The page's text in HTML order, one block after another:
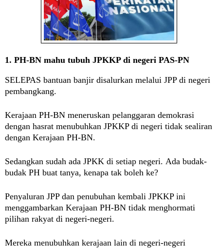
1. PH-BN mahu tubuh JPKKP di negeri PAS-PN
SELEPAS bantuan banjir disalurkan melalui JPP di negeri
pembangkang.
Kerajaan PH-BN meneruskan pelanggaran demokrasi
dengan hasrat menubuhkan JPKKP di negeri tidak sealiran
dengan Kerajaan PH-BN.
Sedangkan sudah ada JPKK di setiap negeri. Ada budak-
budak PH buat tanya, kenapa tak boleh ke?
Penyaluran JPP dan penubuhan kembali JPKKP ini
menggambarkan Kerajaan PH-BN tidak menghormati
pilihan rakyat di negeri-negeri.
Mereka menubuhkan kerajaan lain di negeri-negeri